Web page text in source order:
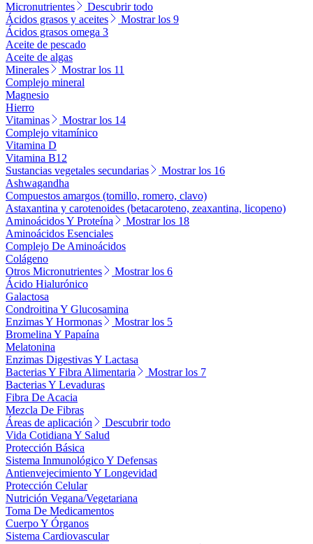
Micronutrientes
Descubrir todo
Ácidos grasos y aceites
Mostrar los 9
Ácidos grasos omega 3
Aceite de pescado
Aceite de algas
Minerales
Mostrar los 11
Complejo mineral
Magnesio
Hierro
Vitaminas
Mostrar los 14
Complejo vitamínico
Vitamina D
Vitamina B12
Sustancias vegetales secundarias
Mostrar los 16
Ashwagandha
Compuestos amargos (tomillo, romero, clavo)
Astaxantina y carotenoides (betacaroteno, zeaxantina, licopeno)
Aminoácidos Y Proteína
Mostrar los 18
Aminoácidos Esenciales
Complejo De Aminoácidos
Colágeno
Otros Micronutrientes
Mostrar los 6
Ácido Hialurónico
Galactosa
Condroitina Y Glucosamina
Enzimas Y Hormonas
Mostrar los 5
Bromelina Y Papaína
Melatonina
Enzimas Digestivas Y Lactasa
Bacterias Y Fibra Alimentaria
Mostrar los 7
Bacterias Y Levaduras
Fibra De Acacia
Mezcla De Fibras
Áreas de aplicación
Descubrir todo
Vida Cotidiana Y Salud
Protección Básica
Sistema Inmunológico Y Defensas
Antienvejecimiento Y Longevidad
Protección Celular
Nutrición Vegana/Vegetariana
Toma De Medicamentos
Cuerpo Y Órganos
Sistema Cardiovascular